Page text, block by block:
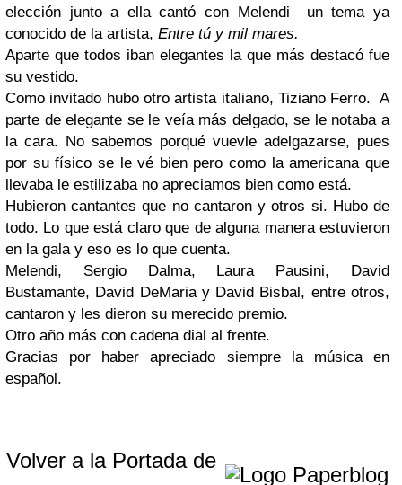
elección junto a ella cantó con Melendi
un tema ya
conocido de la artista, Entre tú y mil mares.
Aparte que todos iban elegantes la que más destacó fue
su vestido.
Como invitado hubo otro artista italiano, Tiziano Ferro. A
parte de elegante se le veía más delgado, se le notaba a
la cara. No sabemos porqué vuevle adelgazarse, pues
por su físico se le vé bien pero como la americana que
llevaba le estilizaba no apreciamos bien como está.
Hubieron cantantes que no cantaron y otros si. Hubo de
todo. Lo que está claro que de alguna manera estuvieron
en la gala y eso es lo que cuenta.
Melendi, Sergio Dalma, Laura Pausini, David
Bustamante, David DeMaria y David Bisbal, entre otros,
cantaron y les dieron su merecido premio.
Otro año más con cadena dial al frente.
Gracias por haber apreciado siempre la música en
español.
Volver a la Portada de